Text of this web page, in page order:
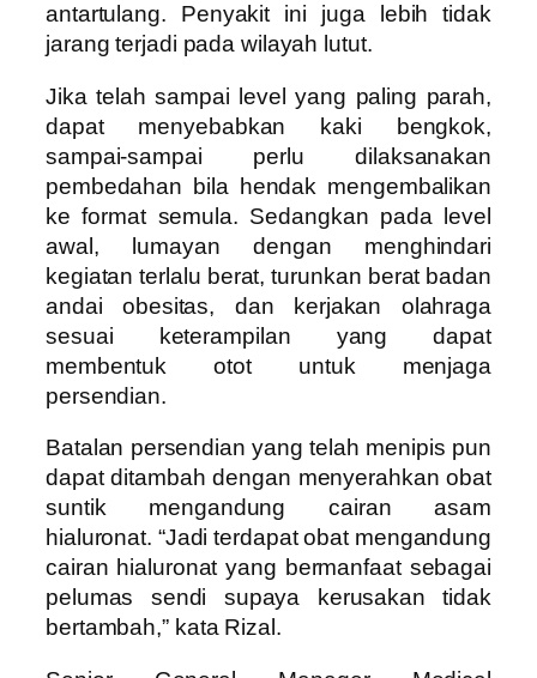
antartulang. Penyakit ini juga lebih tidak
jarang terjadi pada wilayah lutut.
Jika telah sampai level yang paling parah,
dapat menyebabkan kaki bengkok,
sampai-sampai perlu dilaksanakan
pembedahan bila hendak mengembalikan
ke format semula. Sedangkan pada level
awal, lumayan dengan menghindari
kegiatan terlalu berat, turunkan berat badan
andai obesitas, dan kerjakan olahraga
sesuai keterampilan yang dapat
membentuk otot untuk menjaga
persendian.
Batalan persendian yang telah menipis pun
dapat ditambah dengan menyerahkan obat
suntik mengandung cairan asam
hialuronat. “Jadi terdapat obat mengandung
cairan hialuronat yang bermanfaat sebagai
pelumas sendi supaya kerusakan tidak
bertambah,” kata Rizal.